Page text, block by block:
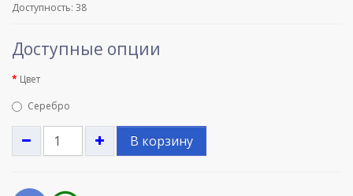
Доступность: 38
Доступные опции
Цвет
Серебро
В корзину